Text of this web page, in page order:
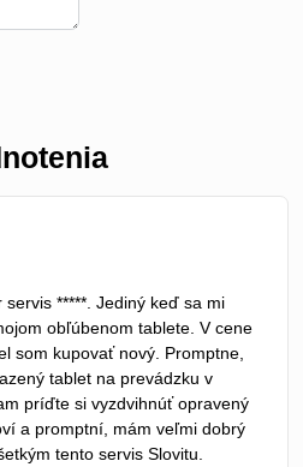
5
*****. Jediný keď sa mi
obľúbenom tablete. V cene
som kupovať nový. Promptne,
tablet na prevádzku v
príďte si vyzdvihnúť opravený
a promptní, mám veľmi dobrý
tento servis Slovitu.